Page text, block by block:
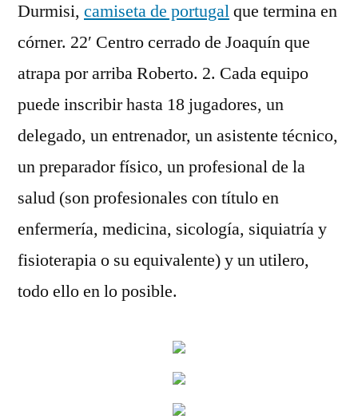
Durmisi, camiseta de portugalque termina en
córner. 22′ Centro cerrado de Joaquín que
atrapa por arriba Roberto. 2. Cada equipo
puede inscribir hasta 18 jugadores, un
delegado, un entrenador, un asistente técnico,
un preparador físico, un profesional de la
salud (son profesionales con título en
enfermería, medicina, sicología, siquiatría y
fisioterapia o su equivalente) y un utilero,
todo ello en lo posible.